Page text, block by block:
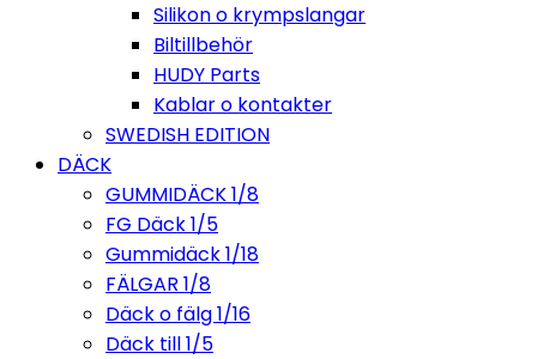
Silikon o krympslangar
Biltillbehör
HUDY Parts
Kablar o kontakter
SWEDISH EDITION
DÄCK
GUMMIDÄCK 1/8
FG Däck 1/5
Gummidäck 1/18
FÄLGAR 1/8
Däck o fälg 1/16
Däck till 1/5